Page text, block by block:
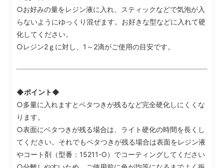
○お好みの量をレジン液に入れ、スティックなどで気泡が入
らないようにゆっくり混ぜます。お好きな型などに入れて硬
化してください。
○レジン2ｇに対し、1～2滴がご使用の目安です。
◆ポイント◆
○多量に入れますとベタつきが残るなど完全硬化しにくくな
ります。
○表面にベタつきが残る場合は、ライト硬化の時間を長くし
てください。それでもベタつきが残る場合は表面をレジン液
やコート剤（型番：15211-O）でコーティングしてください